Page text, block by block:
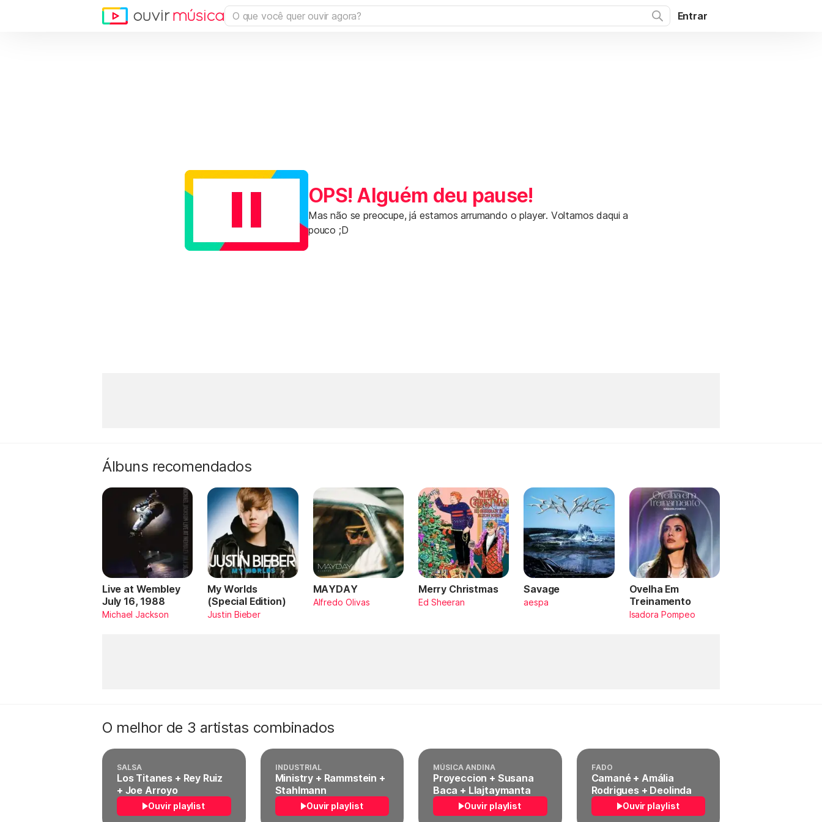
Entrar
OPS! Alguém deu pause!
Mas não se preocupe, já estamos arrumando o player. Voltamos daqui a
pouco ;D
Álbuns recomendados
Live at Wembley
July 16, 1988
Michael Jackson
My Worlds
(Special Edition)
Justin Bieber
MAYDAY
Alfredo Olivas
Merry Christmas
Ed Sheeran
Savage
aespa
Ovelha Em
Treinamento
Isadora Pompeo
O melhor de 3 artistas combinados
SALSA
Los Titanes + Rey Ruiz
+ Joe Arroyo
Ouvir playlist
INDUSTRIAL
Ministry + Rammstein +
Stahlmann
Ouvir playlist
MÚSICA ANDINA
Proyeccion + Susana
Baca + Llajtaymanta
Ouvir playlist
FADO
Camané + Amália
Rodrigues + Deolinda
Ouvir playlist